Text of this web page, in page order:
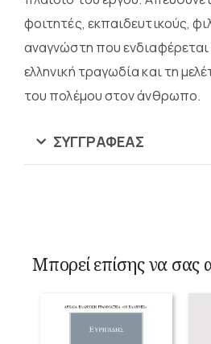
φοιτητές, εκπαιδευτικούς,
αναγνώστη που ενδιαφέρεται
ελληνική τραγωδία και τη
του πολέμου στον άνθρωπο.
ΣΥΓΓΡΑΦΈΑΣ
Μπορεί επίσης να σας